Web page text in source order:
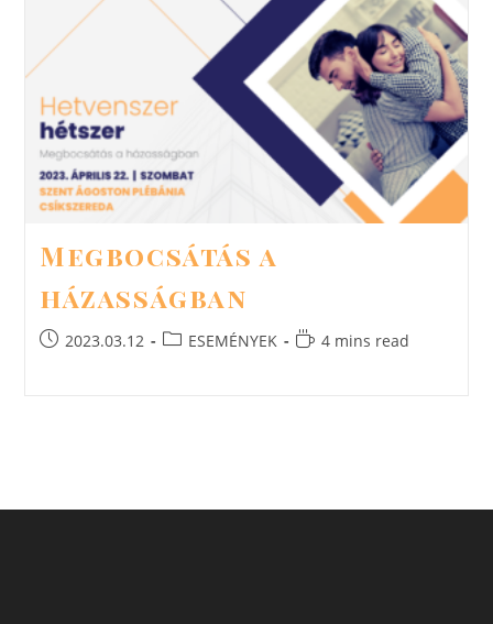
Megbocsátás a
házasságban
Post2023.03.12
PostESEMÉNYEK
Reading
4 mins read